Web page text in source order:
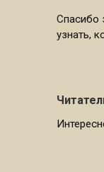
Спасибо
узнать,